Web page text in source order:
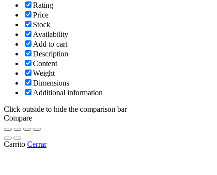
Rating
Price
Stock
Availability
Add to cart
Description
Content
Weight
Dimensions
Additional information
Click outside to hide the comparison bar
Compare
Carrito Cerrar